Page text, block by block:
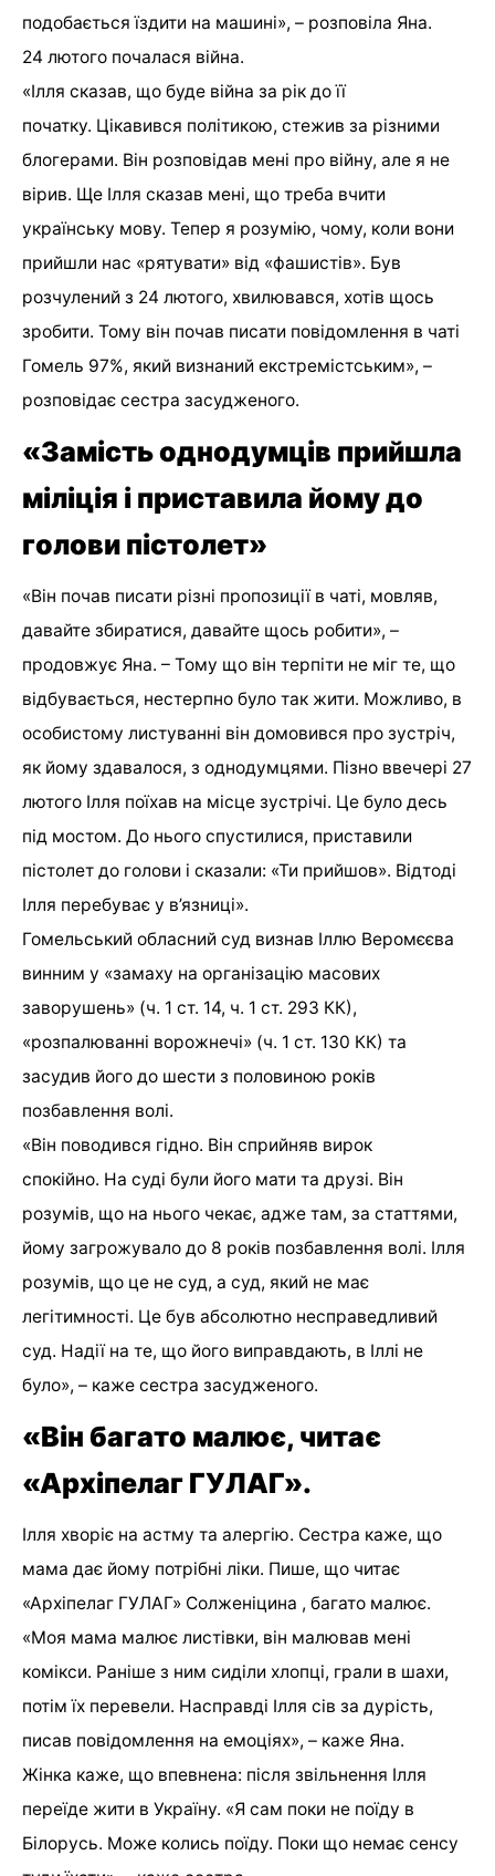
подобається їздити на машині», – розповіла Яна.
24 лютого почалася війна.
«Ілля сказав, що буде війна за рік до її
початку. Цікавився політикою, стежив за різними
блогерами. Він розповідав мені про війну, але я не
вірив. Ще Ілля сказав мені, що треба вчити
українську мову. Тепер я розумію, чому, коли вони
прийшли нас «рятувати» від «фашистів». Був
розчулений з 24 лютого, хвилювався, хотів щось
зробити. Тому він почав писати повідомлення в чаті
Гомель 97%, який визнаний екстремістським», –
розповідає сестра засудженого.
«Замість однодумців прийшла
міліція і приставила йому до
голови пістолет»
«Він почав писати різні пропозиції в чаті, мовляв,
давайте збиратися, давайте щось робити», –
продовжує Яна. – Тому що він терпіти не міг те, що
відбувається, нестерпно було так жити. Можливо, в
особистому листуванні він домовився про зустріч,
як йому здавалося, з однодумцями. Пізно ввечері 27
лютого Ілля поїхав на місце зустрічі. Це було десь
під мостом. До нього спустилися, приставили
пістолет до голови і сказали: «Ти прийшов». Відтоді
Ілля перебуває у в’язниці».
Гомельський обласний суд визнав Іллю Веромєєва
винним у «замаху на організацію масових
заворушень» (ч. 1 ст. 14, ч. 1 ст. 293 КК),
«розпалюванні ворожнечі» (ч. 1 ст. 130 КК) та
засудив його до шести з половиною років
позбавлення волі.
«Він поводився гідно. Він сприйняв вирок
спокійно. На суді були його мати та друзі. Він
розумів, що на нього чекає, адже там, за статтями,
йому загрожувало до 8 років позбавлення волі. Ілля
розумів, що це не суд, а суд, який не має
легітимності. Це був абсолютно несправедливий
суд. Надії на те, що його виправдають, в Іллі не
було», – каже сестра засудженого.
«Він багато малює, читає
«Архіпелаг ГУЛАГ».
Ілля хворіє на астму та алергію. Сестра каже, що
мама дає йому потрібні ліки. Пише, що читає
«Архіпелаг ГУЛАГ» Солженіцина , багато малює.
«Моя мама малює листівки, він малював мені
комікси. Раніше з ним сиділи хлопці, грали в шахи,
потім їх перевели. Насправді Ілля сів за дурість,
писав повідомлення на емоціях», – каже Яна.
Жінка каже, що впевнена: після звільнення Ілля
переїде жити в Україну. «Я сам поки не поїду в
Білорусь. Може колись поїду. Поки що немає сенсу